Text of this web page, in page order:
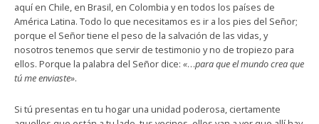
aquí en Chile, en Brasil, en Colombia y en todos los países de
América Latina. Todo lo que necesitamos es ir a los pies del Señor;
porque el Señor tiene el peso de la salvación de las vidas, y
nosotros tenemos que servir de testimonio y no de tropiezo para
ellos. Porque la palabra del Señor dice: «…para que el mundo crea que
tú me enviaste».
Si tú presentas en tu hogar una unidad poderosa, ciertamente